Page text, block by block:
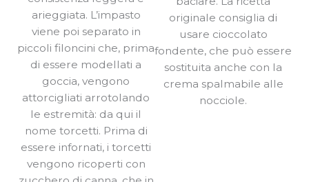
arieggiata. L’impasto
viene poi separato in
piccoli filoncini che, prima
di essere modellati a
goccia, vengono
attorcigliati arrotolando
le estremità: da qui il
nome torcetti. Prima di
essere infornati, i torcetti
vengono ricoperti con
originale consiglia di
usare cioccolato
fondente, che può essere
sostituita anche con la
crema spalmabile alle
nocciole.